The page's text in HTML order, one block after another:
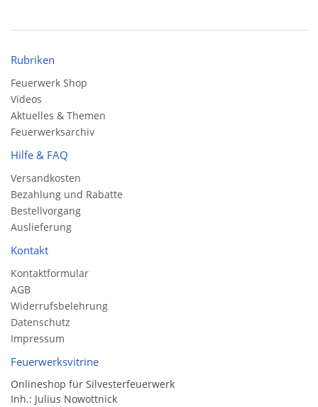
Rubriken
Feuerwerk Shop
Videos
Aktuelles & Themen
Feuerwerksarchiv
Hilfe & FAQ
Versandkosten
Bezahlung und Rabatte
Bestellvorgang
Auslieferung
Kontakt
Kontaktformular
AGB
Widerrufsbelehrung
Datenschutz
Impressum
Feuerwerksvitrine
Onlineshop für Silvesterfeuerwerk
Inh.: Julius Nowottnick